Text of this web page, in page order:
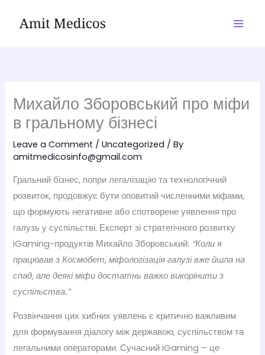
Михайло Зборовський про міфи
в гральному бізнесі
Leave a Comment /Uncategorized / By
amitmedicosinfo@gmail.com
Гральний бізнес, попри легалізацію та технологічний
розвиток, продовжує бути оповитий численними міфами,
що формують негативне або спотворене уявлення про
галузь у суспільстві. Експерт зі стратегічного розвитку
iGaming-продуктів Михайло Зборовський: “Коли я
працював з Космобет, міфологізація галузі вже йшла на
спад, але деякі міфи достатнь важко викорінити з
суспільства.”
Розвінчання цих хибних уявлень є критично важливим
для формування діалогу між державою, суспільством та
легальними операторами. Сучасний iGaming – це